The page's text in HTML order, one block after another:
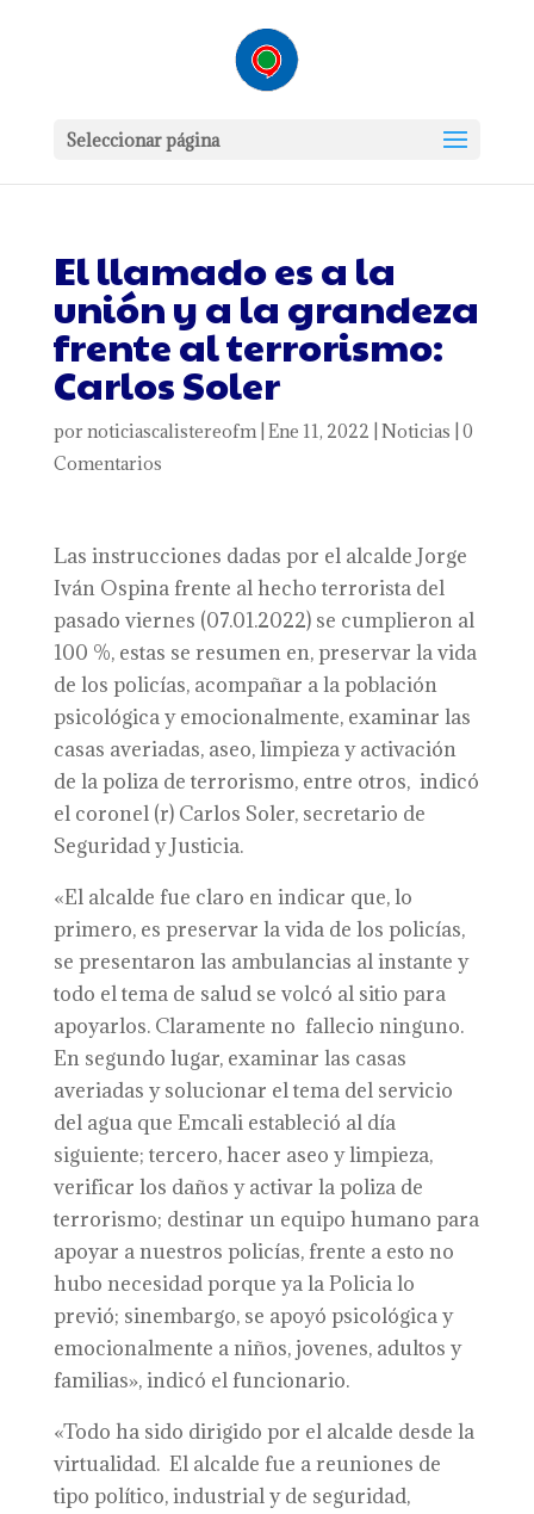
Seleccionar página
El llamado es a la
unión y a la grandeza
frente al terrorismo:
Carlos Soler
por noticiascalistereofm| Ene 11, 2022 Noticias 0
Comentarios
Las instrucciones dadas por el alcalde Jorge
Iván Ospina frente al hecho terrorista del
pasado viernes (07.01.2022) se cumplieron al
100 %, estas se resumen en, preservar la vida
de los policías, acompañar a la población
psicológica y emocionalmente, examinar las
casas averiadas, aseo, limpieza y activación
de la poliza de terrorismo, entre otros, indicó
el coronel (r) Carlos Soler, secretario de
Seguridad y Justicia.
«El alcalde fue claro en indicar que, lo
primero, es preservar la vida de los policías,
se presentaron las ambulancias al instante y
todo el tema de salud se volcó al sitio para
apoyarlos. Claramente no fallecio ninguno.
En segundo lugar, examinar las casas
averiadas y solucionar el tema del servicio
del agua que Emcali estableció al día
siguiente; tercero, hacer aseo y limpieza,
verificar los daños y activar la poliza de
terrorismo; destinar un equipo humano para
apoyar a nuestros policías, frente a esto no
hubo necesidad porque ya la Policia lo
previó; sinembargo, se apoyó psicológica y
emocionalmente a niños, jovenes, adultos y
familias», indicó el funcionario.
«Todo ha sido dirigido por el alcalde desde la
virtualidad. El alcalde fue a reuniones de
tipo político, industrial y de seguridad,